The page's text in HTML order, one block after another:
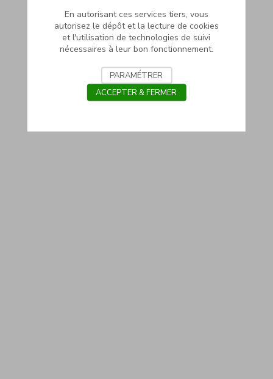
En autorisant ces services tiers, vous
autorisez le dépôt et la lecture de cookies
et l'utilisation de technologies de suivi
nécessaires à leur bon fonctionnement.
PARAMÉTRER
ACCEPTER & FERMER